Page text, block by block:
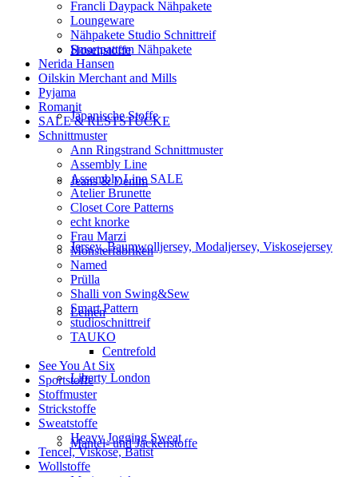
Hosenstoffe
Japanische Stoffe
Jeans & Denim
Jersey, Baumwolljersey, Modaljersey, Viskosejersey
Leinen
Liberty London
Mantel- und Jackenstoffe
Francli Daypack Nähpakete
Loungeware
Nähpakete Studio Schnittreif
Smartpattern Nähpakete
Nerida Hansen
Oilskin Merchant and Mills
Pyjama
Romanit
SALE & RESTSTÜCKE
Schnittmuster
Ann Ringstrand Schnittmuster
Assembly Line
Assembly Line SALE
Atelier Brunette
Closet Core Patterns
echt knorke
Frau Marzi
Monsterfabriken
Named
Prülla
Shalli von Swing&Sew
Smart Pattern
studioschnittreif
TAUKO
Centrefold
See You At Six
Sportstoffe
Stoffmuster
Strickstoffe
Sweatstoffe
Heavy Jogging Sweat
Tencel, Viskose, Batist
Wollstoffe